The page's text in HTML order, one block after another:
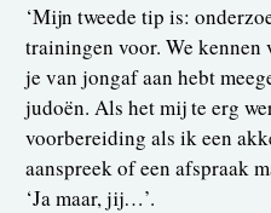
‘Mijn tweede tip is:
trainingen voor. We
je van jongaf aan hebt
judoën. Als het mij te erg
voorbereiding als ik een
aanspreek of een afspraak
‘Ja maar, jij…’.